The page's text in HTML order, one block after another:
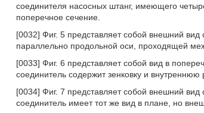
соединителя насосных штанг, имеющего
поперечное сечение.
[0032] Фиг. 5 представляет собой внешний
параллельно продольной оси, проходящей
[0033] Фиг. 6 представляет собой вид в
соединитель содержит зенковку и внутреннюю
[0034] Фиг. 7 представляет собой внешний
соединитель имеет тот же вид в плане, но